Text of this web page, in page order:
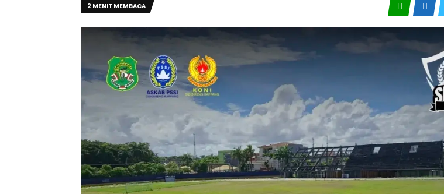
2 MENIT MEMBACA